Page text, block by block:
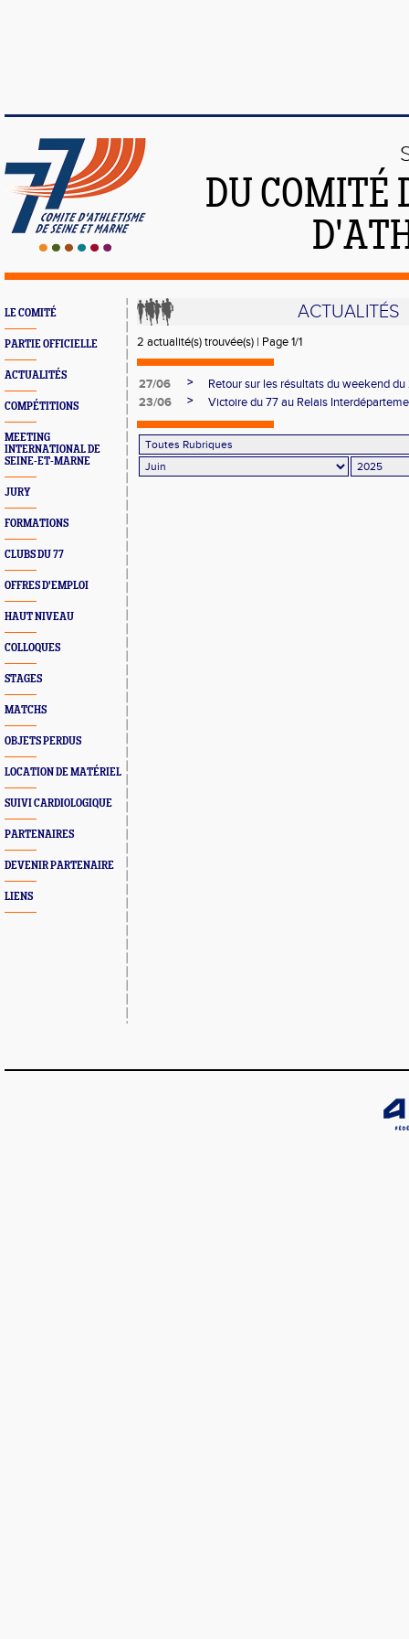
DU COMITÉ
LE COMITÉ
PARTIE OFFICIELLE
ACTUALITÉS
COMPÉTITIONS
MEETING
INTERNATIONAL DE
SEINE-ET-MARNE
JURY
FORMATIONS
CLUBS DU 77
OFFRES D'EMPLOI
HAUT NIVEAU
COLLOQUES
STAGES
MATCHS
OBJETS PERDUS
LOCATION DE MATÉRIEL
SUIVI CARDIOLOGIQUE
PARTENAIRES
DEVENIR PARTENAIRE
LIENS
ACTUALITÉS
2 actualité(s) trouvée(s) | Page 1/1
27/06 >
Retour sur les résultats du weekend
23/06
> Victoire du 77 au Relais